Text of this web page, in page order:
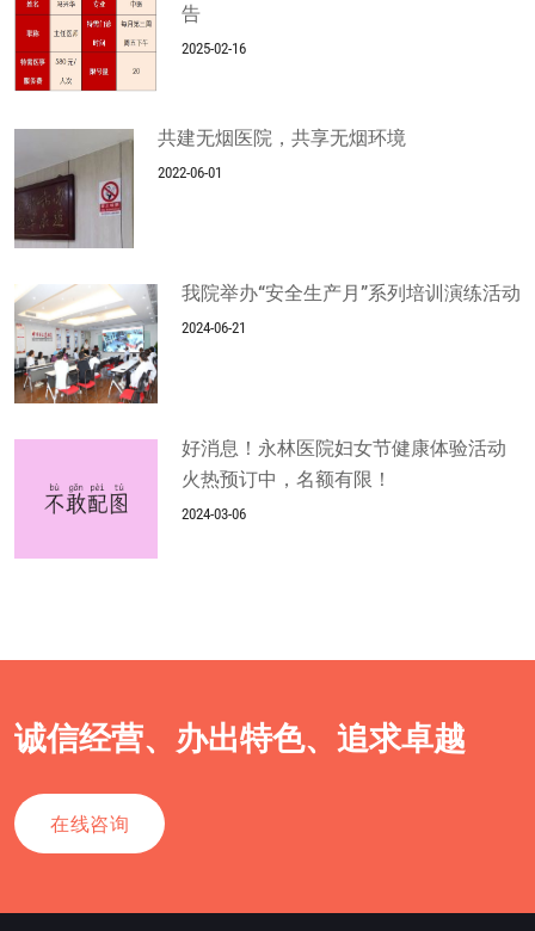
告
2025-02-16
共建无烟医院，共享无烟环境
2022-06-01
我院举办“安全生产月”系列培训演练活动
2024-06-21
好消息！永林医院妇女节健康体验活动
火热预订中，名额有限！
2024-03-06
诚信经营、办出特色、追求卓越
在线咨询